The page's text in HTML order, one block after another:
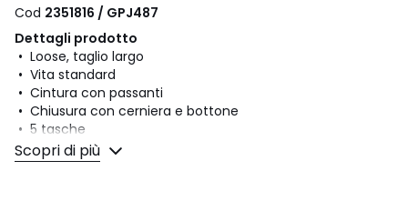
Cod 2351816 / GPJ487
Dettagli prodotto
• Loose, taglio largo
• Vita standard
• Cintura con passanti
• Chiusura con cerniera e bottone
• 5 tasche
Composizione e Manutenzione
Scopri di più